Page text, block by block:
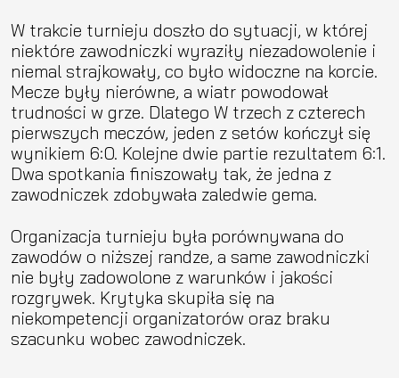
W trakcie turnieju doszło do sytuacji, w której
niektóre zawodniczki wyraziły niezadowolenie i
niemal strajkowały, co było widoczne na korcie.
Mecze były nierówne, a wiatr powodował
trudności w grze. Dlatego W trzech z czterech
pierwszych meczów, jeden z setów kończył się
wynikiem 6:0. Kolejne dwie partie rezultatem 6:1.
Dwa spotkania finiszowały tak, że jedna z
zawodniczek zdobywała zaledwie gema.
Organizacja turnieju była porównywana do
zawodów o niższej randze, a same zawodniczki
nie były zadowolone z warunków i jakości
rozgrywek. Krytyka skupiła się na
niekompetencji organizatorów oraz braku
szacunku wobec zawodniczek.